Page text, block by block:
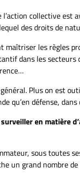
collective est
des droits de
les règles
dans les
Plus on est
qu’en défense, dans
en matière
sous toutes
un grand nombre